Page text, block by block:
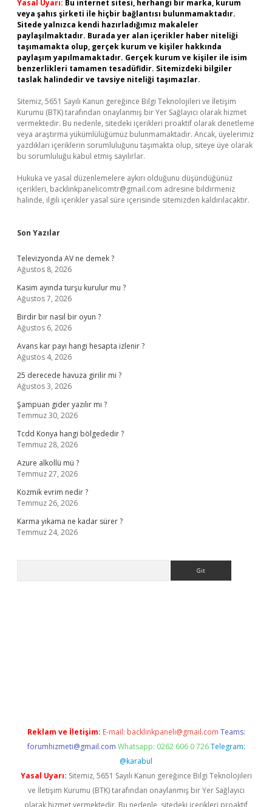
Yasal Uyarı: Bu internet sitesi, herhangi bir marka, kurum
veya şahıs şirketi ile hiçbir bağlantısı bulunmamaktadır.
Sitede yalnızca kendi hazırladığımız makaleler
paylaşılmaktadır. Burada yer alan içerikler haber niteliği
taşımamakta olup, gerçek kurum ve kişiler hakkında
paylaşım yapılmamaktadır. Gerçek kurum ve kişiler ile isim
benzerlikleri tamamen tesadüfidir. Sitemizdeki bilgiler
taslak halindedir ve tavsiye niteliği taşımazlar.
Sitemiz, 5651 Sayılı Kanun gereğince Bilgi Teknolojileri ve İletişim
Kurumu (BTK) tarafından onaylanmış bir Yer Sağlayıcı olarak hizmet
vermektedir. Bu nedenle, sitedeki içerikleri proaktif olarak denetleme
veya araştırma yükümlülüğümüz bulunmamaktadır. Ancak, üyelerimiz
yazdıkları içeriklerin sorumluluğunu taşımakta olup, siteye üye olarak
bu sorumluluğu kabul etmiş sayılırlar.
Hukuka ve yasal düzenlemelere aykırı olduğunu düşündüğünüz
içerikleri, backlinkpanelicomtr@gmail.com adresine bildirmeniz
halinde, ilgili içerikler yasal süre içerisinde sitemizden kaldırılacaktır.
Son Yazılar
Televizyonda AV ne demek ?
Ağustos 8, 2026
Kasim ayında turşu kurulur mu ?
Ağustos 7, 2026
Birdir bir nasıl bir oyun ?
Ağustos 6, 2026
Avans kar payı hangi hesapta izlenir ?
Ağustos 4, 2026
25 derecede havuza girilir mi ?
Ağustos 3, 2026
Şampuan gider yazılır mı ?
Temmuz 30, 2026
Tcdd Konya hangi bölgededir ?
Temmuz 28, 2026
Azure alkollü mü ?
Temmuz 27, 2026
Kozmik evrim nedir ?
Temmuz 26, 2026
Karma yıkama ne kadar sürer ?
Temmuz 24, 2026
Reklam ve İletişim: E-mail: backlinkpaneli@gmail.com Teams:
forumhizmeti@gmail.com Whatsapp: 0262 606 0 726 Telegram:
@karabul
Yasal Uyarı: Sitemiz, 5651 Sayılı Kanun gereğince Bilgi Teknolojileri
ve İletişim Kurumu (BTK) tarafından onaylanmış bir Yer Sağlayıcı
olarak hizmet vermektedir. Bu nedenle, sitedeki içerikleri proaktif